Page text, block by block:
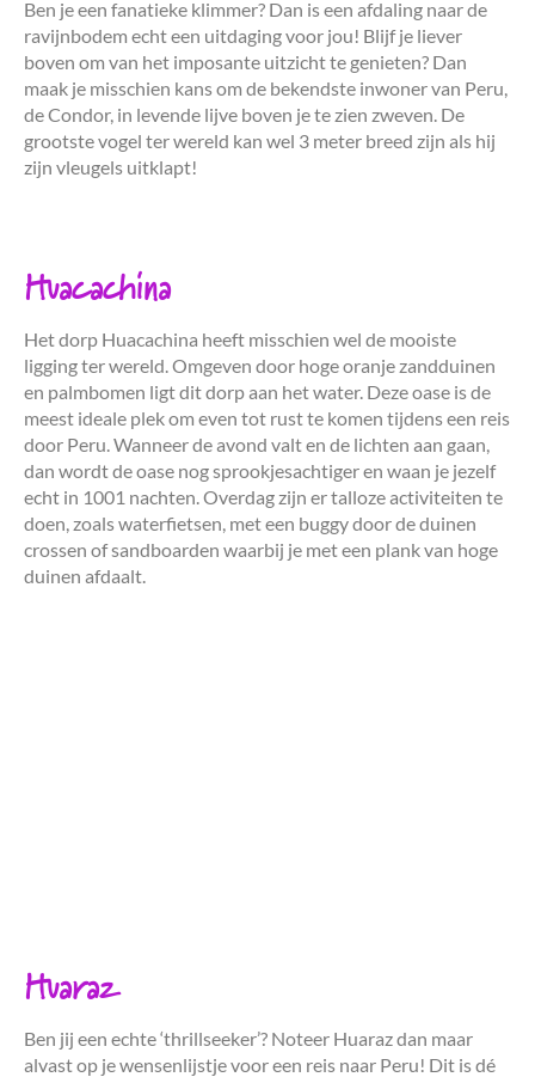
Ben je een fanatieke klimmer? Dan is een afdaling naar de
ravijnbodem echt een uitdaging voor jou! Blijf je liever
boven om van het imposante uitzicht te genieten? Dan
maak je misschien kans om de bekendste inwoner van Peru,
de Condor, in levende lijve boven je te zien zweven. De
grootste vogel ter wereld kan wel 3 meter breed zijn als hij
zijn vleugels uitklapt!
Huacachina
Het dorp Huacachina heeft misschien wel de mooiste
ligging ter wereld. Omgeven door hoge oranje zandduinen
en palmbomen ligt dit dorp aan het water. Deze oase is de
meest ideale plek om even tot rust te komen tijdens een reis
door Peru. Wanneer de avond valt en de lichten aan gaan,
dan wordt de oase nog sprookjesachtiger en waan je jezelf
echt in 1001 nachten. Overdag zijn er talloze activiteiten te
doen, zoals waterfietsen, met een buggy door de duinen
crossen of sandboarden waarbij je met een plank van hoge
duinen afdaalt.
Huaraz
Ben jij een echte ‘thrillseeker’? Noteer Huaraz dan maar
alvast op je wensenlijstje voor een reis naar Peru! Dit is dé